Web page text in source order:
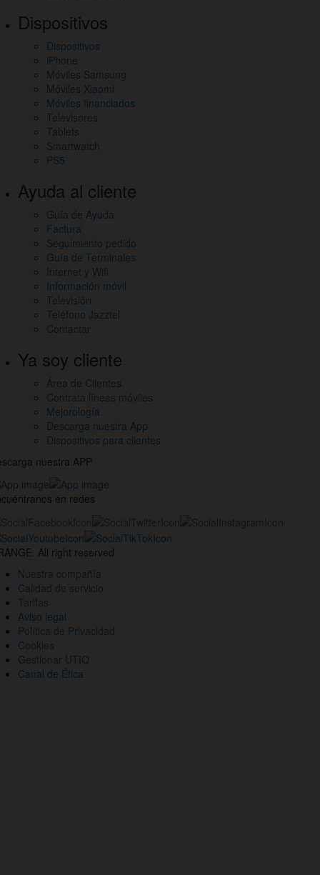
Dispositivos
Dispositivos
iPhone
Móviles Samsung
Móviles Xiaomi
Móviles financiados
Televisores
Tablets
Smartwatch
PS5
Ayuda al cliente
Guía de Ayuda
Factura
Seguimiento pedido
Guía de Terminales
Internet y Wifi
Información móvil
Televisión
Teléfono Jazztel
Contactar
Ya soy cliente
Área de Clientes
Contrata líneas móviles
Mejorología
Descarga nuestra App
Dispositivos para clientes
nuestra APP
en redes
All right reserved
Nuestra compañía
Calidad de servicio
Tarifas
Aviso legal
Política de Privacidad
Cookies
Gestionar UTIQ
Canal de Ética